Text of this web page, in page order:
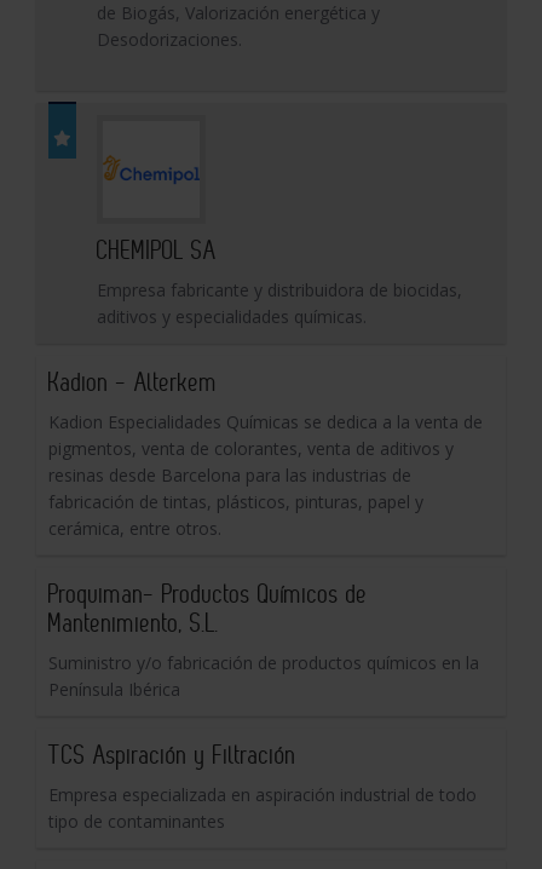
de Biogás, Valorización energética y
Desodorizaciones.
CHEMIPOL SA
Empresa fabricante y distribuidora de biocidas,
aditivos y especialidades químicas.
Kadion - Alterkem
Kadion Especialidades Químicas se dedica a la venta de
pigmentos, venta de colorantes, venta de aditivos y
resinas desde Barcelona para las industrias de
fabricación de tintas, plásticos, pinturas, papel y
cerámica, entre otros.
Proquiman- Productos Químicos de
Mantenimiento, S.L.
Suministro y/o fabricación de productos químicos en la
Península Ibérica
TCS Aspiración y Filtración
Empresa especializada en aspiración industrial de todo
tipo de contaminantes